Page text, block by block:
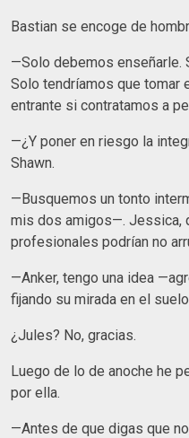
Bastian se encoge de
—Solo debemos enseñarle.
Solo tendríamos que tomar
entrante si contratamos a
—¿Y poner en riesgo la
Shawn.
—Busquemos un tonto
mis dos amigos—. Jessica,
profesionales podrían no
—Anker, tengo una idea
fijando su mirada en el
¿Jules? No, gracias.
Luego de lo de anoche he
por ella.
—Antes de que digas que